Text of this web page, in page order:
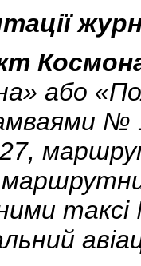
або
№
таксі